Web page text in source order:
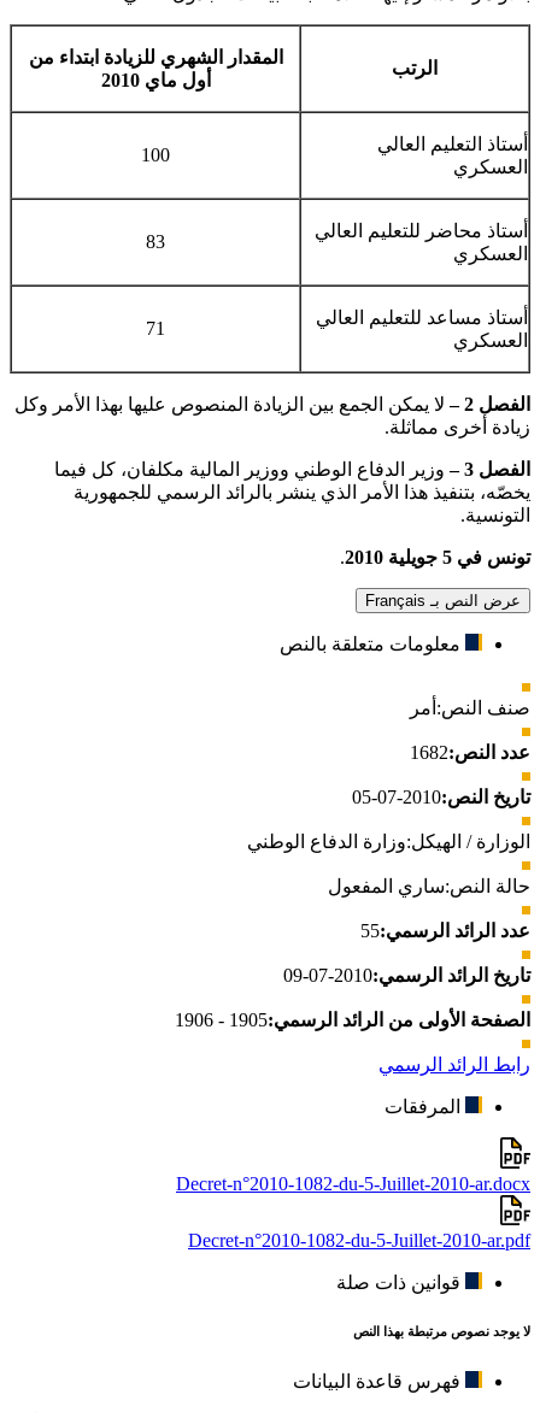
الرتب
المقدار الشهري للزيادة ابتداء من
أول ماي 2010
أستاذ التعليم العالي
العسكري
100
أستاذ محاضر للتعليم العالي
العسكري
83
أستاذ مساعد للتعليم العالي
العسكري
71
الفصل 2 –
لا يمكن الجمع بين الزيادة المنصوص عليها بهذا الأمر وكل
زيادة أخرى مماثلة.
الفصل 3 –
وزير الدفاع الوطني ووزير المالية مكلفان، كل فيما
يخصّه، بتنفيذ هذا الأمر الذي ينشر بالرائد الرسمي للجمهورية
التونسية.
تونس في 5 جويلية 2010 .
عرض النص بـ Français
معلومات متعلقة بالنص
صنف النص: أمر
عدد النص:1682
تاريخ النص:2010-07-05
الوزارة / الهيكل:وزارة الدفاع الوطني
حالة النص:ساري المفعول
عدد الرائد الرسمي:55
تاريخ الرائد الرسمي:2010-07-09
الصفحة الأولى من الرائد الرسمي:1905 - 1906
رابط الرائد الرسمي
المرفقات
Decret-n°2010-1082-du-5-Juillet-2010-ar.docx
Decret-n°2010-1082-du-5-Juillet-2010-ar.pdf
قوانين ذات صلة
لا يوجد نصوص مرتبطة بهذا النص
فهرس قاعدة البيانات